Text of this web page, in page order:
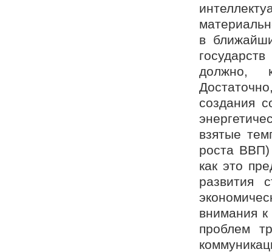
в
должно,
создания
взятые
роста ВВП)
как это
развития
внимания
проблем